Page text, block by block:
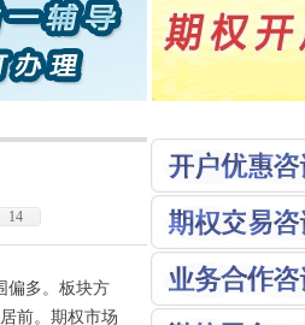
14
偏多。板块方
前。期权市场